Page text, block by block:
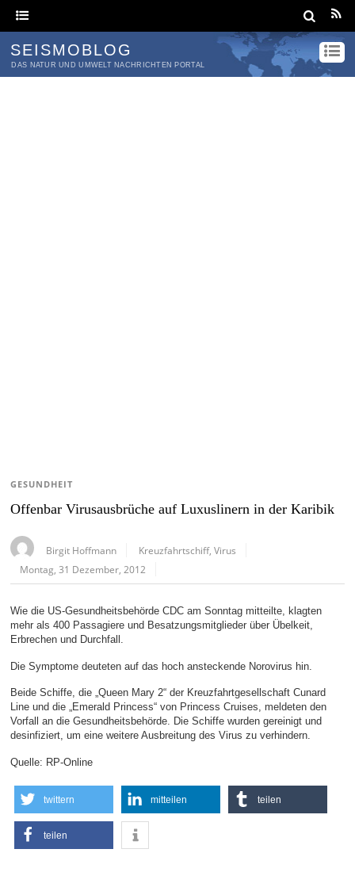
SEISMOBLOG
DAS NATUR UND UMWELT NACHRICHTEN PORTAL
GESUNDHEIT
Offenbar Virusausbrüche auf Luxuslinern in der Karibik
Birgit Hoffmann Kreuzfahrtschiff,Virus
Montag, 31 Dezember, 2012
Wie die US-Gesundheitsbehörde CDC am Sonntag mitteilte, klagten
mehr als 400 Passagiere und Besatzungsmitglieder über Übelkeit,
Erbrechen und Durchfall.
Die Symptome deuteten auf das hoch ansteckende Norovirus hin.
Beide Schiffe, die „Queen Mary 2“ der Kreuzfahrtgesellschaft Cunard
Line und die „Emerald Princess“ von Princess Cruises, meldeten den
Vorfall an die Gesundheitsbehörde. Die Schiffe wurden gereinigt und
desinfiziert, um eine weitere Ausbreitung des Virus zu verhindern.
Quelle: RP-Online
twittern mitteilen teilen
teilen